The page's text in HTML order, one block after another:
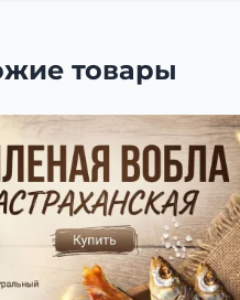
товары